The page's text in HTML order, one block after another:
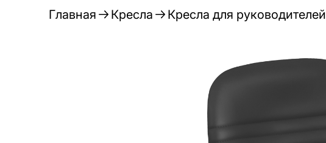
Главная Кресла Кресла для руководителей